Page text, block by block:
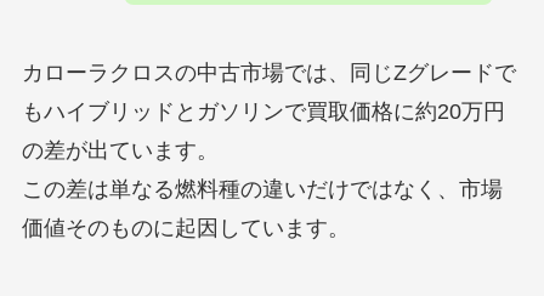
カローラクロスの中古市場では、同じZグレードで
もハイブリッドとガソリンで買取価格に約20万円
の差が出ています。
この差は単なる燃料種の違いだけではなく、市場
価値そのものに起因しています。